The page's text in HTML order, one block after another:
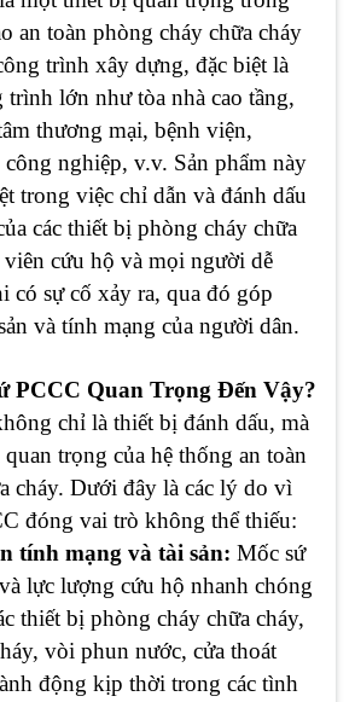
an toàn phòng cháy chữa cháy
trình xây dựng, đặc biệt là
lớn như tòa nhà cao tầng,
thương mại, bệnh viện,
nghiệp, v.v. Sản phẩm này
trong việc chỉ dẫn và đánh dấu
các thiết bị phòng cháy chữa
cứu hộ và mọi người dễ
có sự cố xảy ra, qua đó góp
và tính mạng của người dân.
PCCC Quan Trọng Đến Vậy?
chỉ là thiết bị đánh dấu, mà
trọng của hệ thống an toàn
cháy. Dưới đây là các lý do vì
đóng vai trò không thể thiếu:
tính mạng và tài sản: Mốc sứ
lực lượng cứu hộ nhanh chóng
thiết bị phòng cháy chữa cháy,
vòi phun nước, cửa thoát
động kịp thời trong các tình